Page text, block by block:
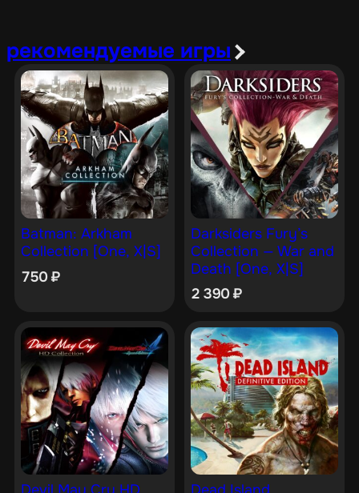
рекомендуемые игры
Batman: Arkham
Collection [One, X|S]
750₽
Darksiders Fury’s
Collection — War and
Death [One, X|S]
2 390₽